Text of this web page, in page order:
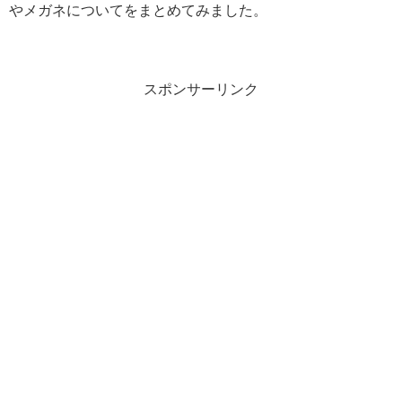
やメガネについてをまとめてみました。
スポンサーリンク